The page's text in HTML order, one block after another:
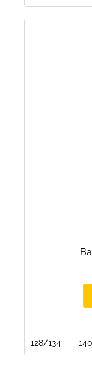
128/134